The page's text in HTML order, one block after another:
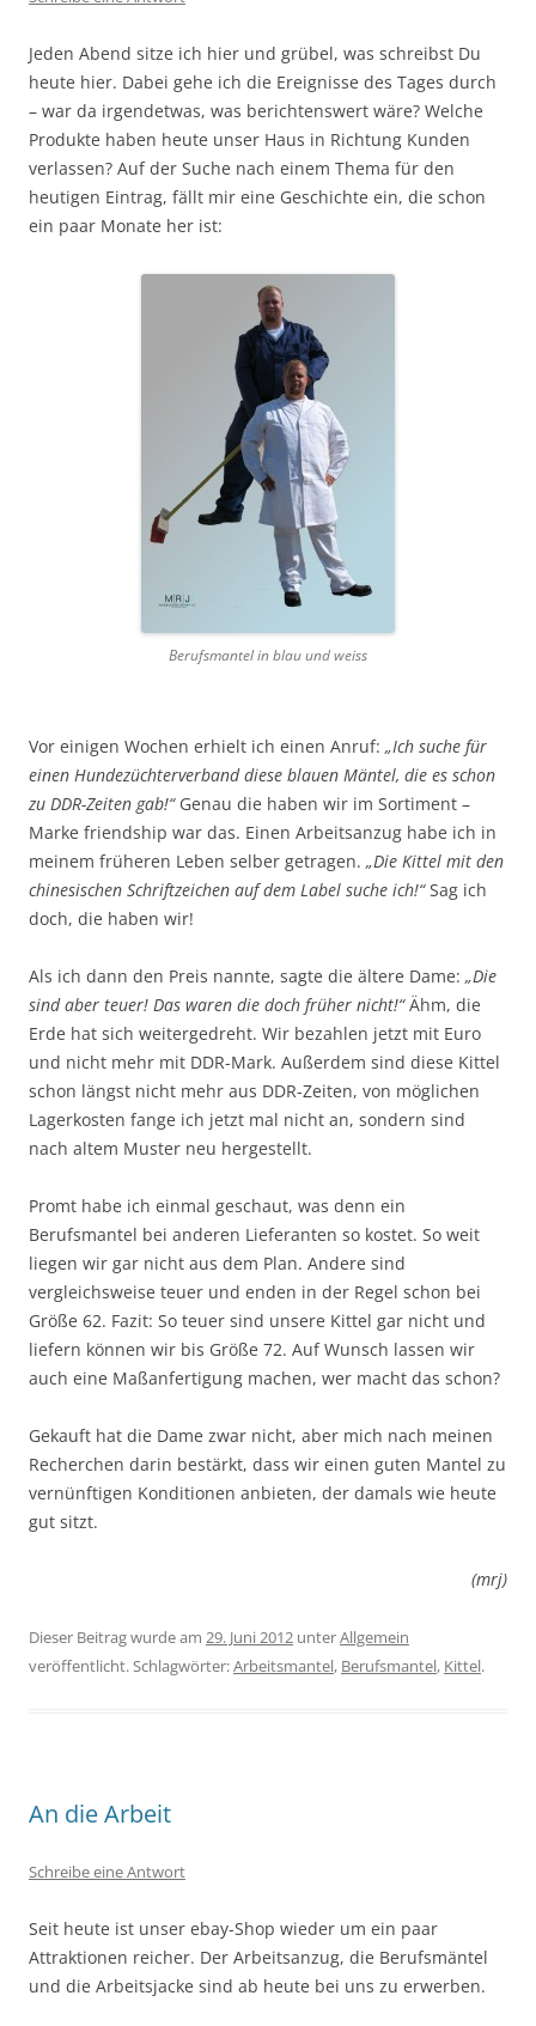
Jeden Abend sitze ich hier und grübel, was schreibst Du
heute hier. Dabei gehe ich die Ereignisse des Tages durch
– war da irgendetwas, was berichtenswert wäre? Welche
Produkte haben heute unser Haus in Richtung Kunden
verlassen? Auf der Suche nach einem Thema für den
heutigen Eintrag, fällt mir eine Geschichte ein, die schon
ein paar Monate her ist:
Berufsmantel in blau und weiss
Vor einigen Wochen erhielt ich einen Anruf: „Ich suche für
einen Hundezüchterverband diese blauen Mäntel, die es schon
zu DDR-Zeiten gab!“Genau die haben wir im Sortiment –
Marke friendship war das. Einen Arbeitsanzug habe ich in
meinem früheren Leben selber getragen. „Die Kittel mit den
chinesischen Schriftzeichen auf dem Label suche ich!“Sag ich
doch, die haben wir!
Als ich dann den Preis nannte, sagte die ältere Dame: „Die
sind aber teuer! Das waren die doch früher nicht!“Ähm, die
Erde hat sich weitergedreht. Wir bezahlen jetzt mit Euro
und nicht mehr mit DDR-Mark. Außerdem sind diese Kittel
schon längst nicht mehr aus DDR-Zeiten, von möglichen
Lagerkosten fange ich jetzt mal nicht an, sondern sind
nach altem Muster neu hergestellt.
Promt habe ich einmal geschaut, was denn ein
Berufsmantel bei anderen Lieferanten so kostet. So weit
liegen wir gar nicht aus dem Plan. Andere sind
vergleichsweise teuer und enden in der Regel schon bei
Größe 62. Fazit: So teuer sind unsere Kittel gar nicht und
liefern können wir bis Größe 72. Auf Wunsch lassen wir
auch eine Maßanfertigung machen, wer macht das schon?
Gekauft hat die Dame zwar nicht, aber mich nach meinen
Recherchen darin bestärkt, dass wir einen guten Mantel zu
vernünftigen Konditionen anbieten, der damals wie heute
gut sitzt.
(mrj)
Dieser Beitrag wurde am 29. Juni 2012 unterAllgemein
veröffentlicht. Schlagwörter:Arbeitsmantel, Berufsmantel, Kittel.
An die Arbeit
Schreibe eine Antwort
Seit heute ist unser ebay-Shop wieder um ein paar
Attraktionen reicher. Der Arbeitsanzug, die Berufsmäntel
und die Arbeitsjacke sind ab heute bei uns zu erwerben.